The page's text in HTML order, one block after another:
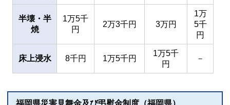
半壊・半
焼
1万5千
円
2万3千円 3万円
1万
5千
円
床上浸水 8千円 1万5千円
1万5千
円
－
福岡県災害見舞金及び弔慰金制度（福岡県）